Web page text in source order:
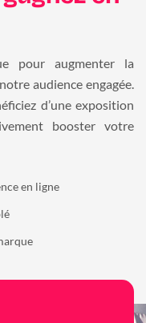
pour augmenter la
audience engagée.
d’une exposition
booster votre
en ligne